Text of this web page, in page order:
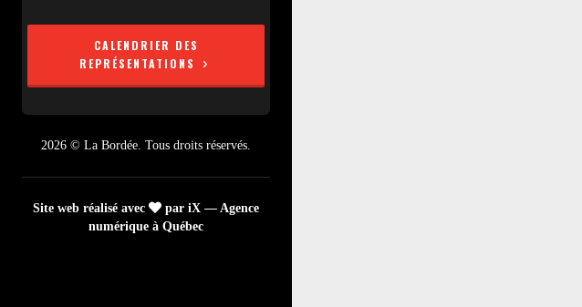
CALENDRIER DES
REPRÉSENTATIONS
2026 © La Bordée. Tous droits réservés.
Site web réalisé avec
par iX — Agence
numérique à Québec